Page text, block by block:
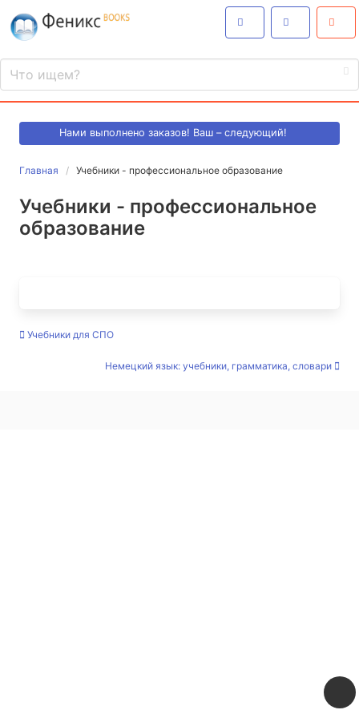
Нами выполнено заказов! Ваш – следующий!
Главная Учебники - профессиональное образование
Учебники - профессиональное
образование
Учебники для СПО
Немецкий язык: учебники, грамматика, словари